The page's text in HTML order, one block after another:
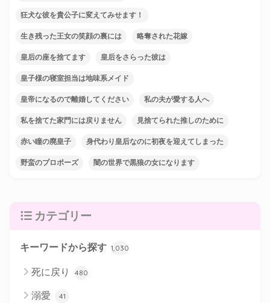
狂犬な彼を貴公子に変えてみせます！
生き残った王女の笑顔の裏には 略奪された花嫁
皇后の座を捨てます 皇后をさらった彼は
皇子様の寝室担当は地味系メイド
皇帝になるので離婚してください 私の夫が愛する人へ
私を捨てた家門には戻りません 見捨てられた推しのために
赤い瞳の廃皇子 身代わり皇后なのに初夜を迎えてしまった
野蛮のプロポーズ 闇の世界で黒狼の女になります
カテゴリー
キーワードから探す 1,030
死に戻り 480
溺愛 41